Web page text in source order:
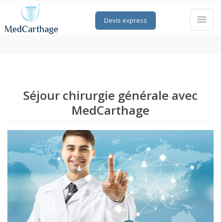
Devis express
Séjour chirurgie générale avec
MedCarthage